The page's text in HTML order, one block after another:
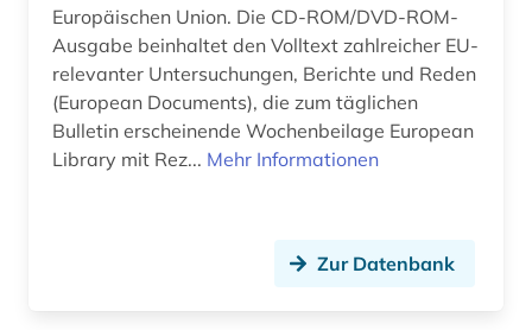
charta der grundrechte (1)
chemie (22)
chemikalien (1)
china (8)
Europäischen Union. Die CD-ROM/DVD-ROM-
Ausgabe beinhaltet den Volltext zahlreicher EU-
relevanter Untersuchungen, Berichte und Reden
(European Documents), die zum täglichen
Bulletin erscheinende Wochenbeilage European
Library mit Rez... Mehr Informationen
Zur Datenbank